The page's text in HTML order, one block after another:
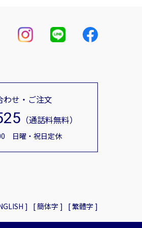
わせ・ご注文
（通話料無料）
日曜・祝日定休
] [ 簡体字 ] [ 繁體字 ]